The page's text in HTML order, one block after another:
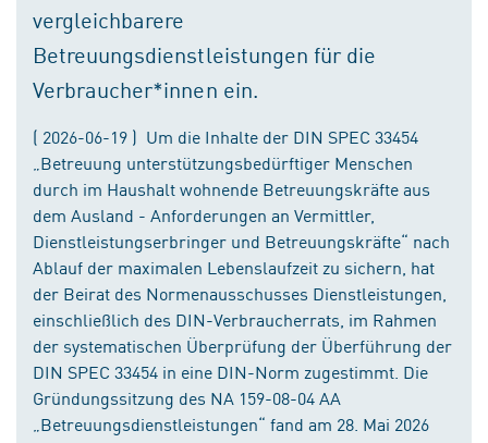
vergleichbarere
Betreuungsdienstleistungen für die
Verbraucher*innen ein.
( 2026-06-19 ) Um die Inhalte der DIN SPEC 33454
„Betreuung unterstützungsbedürftiger Menschen
durch im Haushalt wohnende Betreuungskräfte aus
dem Ausland - Anforderungen an Vermittler,
Dienstleistungserbringer und Betreuungskräfte“ nach
Ablauf der maximalen Lebenslaufzeit zu sichern, hat
der Beirat des Normenausschusses Dienstleistungen,
einschließlich des DIN-Verbraucherrats, im Rahmen
der systematischen Überprüfung der Überführung der
DIN SPEC 33454 in eine DIN-Norm zugestimmt. Die
Gründungssitzung des NA 159-08-04 AA
„Betreuungsdienstleistungen“ fand am 28. Mai 2026